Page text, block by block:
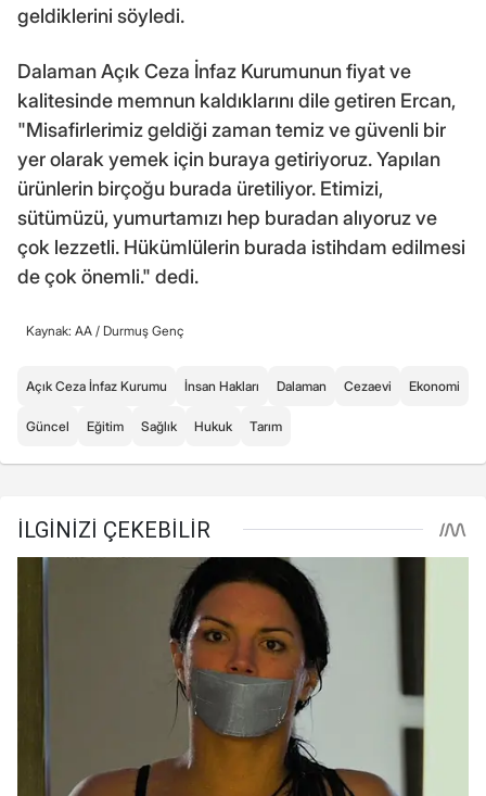
geldiklerini söyledi.
Dalaman Açık Ceza İnfaz Kurumunun fiyat ve
kalitesinde memnun kaldıklarını dile getiren Ercan,
"Misafirlerimiz geldiği zaman temiz ve güvenli bir
yer olarak yemek için buraya getiriyoruz. Yapılan
ürünlerin birçoğu burada üretiliyor. Etimizi,
sütümüzü, yumurtamızı hep buradan alıyoruz ve
çok lezzetli. Hükümlülerin burada istihdam edilmesi
de çok önemli." dedi.
Kaynak: AA / Durmuş Genç
Açık Ceza İnfaz Kurumu İnsan Hakları Dalaman Cezaevi Ekonomi
Güncel Eğitim Sağlık Hukuk Tarım